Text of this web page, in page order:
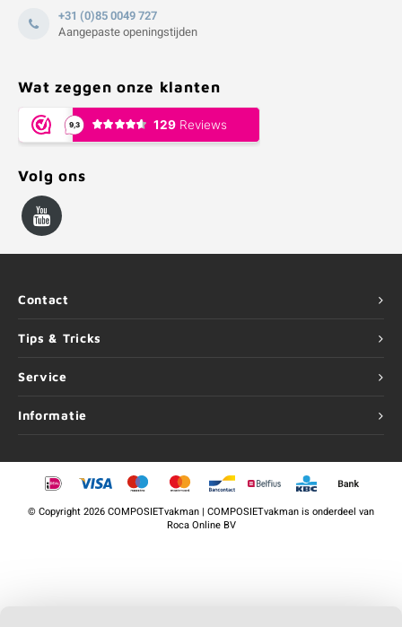
+31 (0)85 0049 727
Aangepaste openingstijden
Wat zeggen onze klanten
Volg ons
Contact
Tips & Tricks
Service
Informatie
©Copyright2026 COMPOSIETvakman | COMPOSIETvakman is onderdeel van
Roca Online BV